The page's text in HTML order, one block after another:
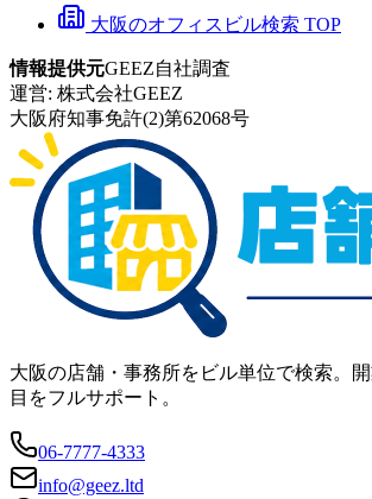
大阪のオフィスビル検索 TOP
情報提供元GEEZ自社調査
運営: 株式会社GEEZ
大阪府知事免許(2)第62068号
大阪の店舗・事務所をビル単位で検索。
目をフルサポート。
06-7777-4333
info@geez.ltd